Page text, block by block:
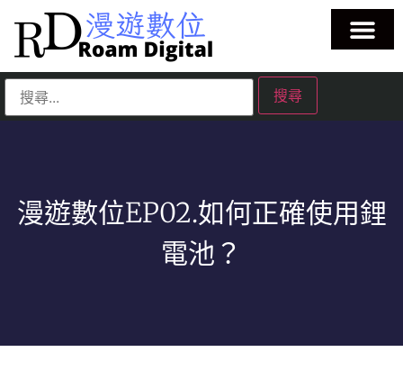
漫遊數位EP02.如何正確使用鋰
電池？